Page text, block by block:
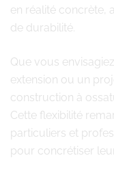
en réalité concrète,
de durabilité.
Que vous
extension ou un
construction à
Cette flexibilité
particuliers et
pour concrétiser